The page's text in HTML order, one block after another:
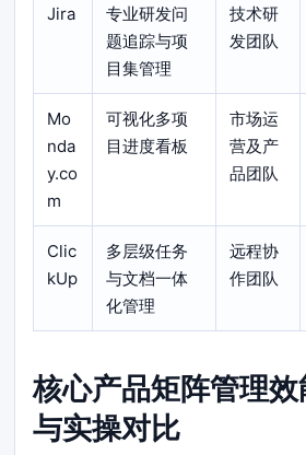
Jira
专业研发问
题追踪与项
目集管理
技术研
发团队
Mo
nda
y.co
m
可视化多项
目进度看板
市场运
营及产
品团队
Clic
kUp
多层级任务
与文档一体
化管理
远程协
作团队
核心产品矩阵管理
与实操对比